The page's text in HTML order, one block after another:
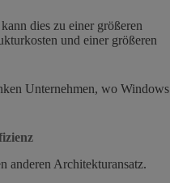
dies zu einer größeren
und einer größeren
Unternehmen, wo Windows
anderen Architekturansatz.